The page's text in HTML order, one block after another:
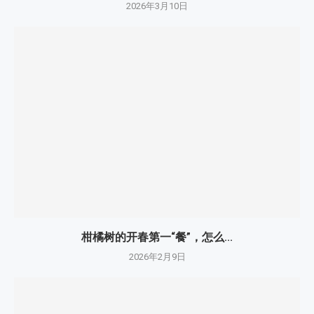
2026年3月10日
柑橘树的开春第一“餐”，怎么...
2026年2月9日